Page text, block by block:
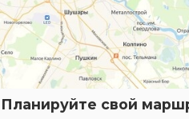
Планируйте свой